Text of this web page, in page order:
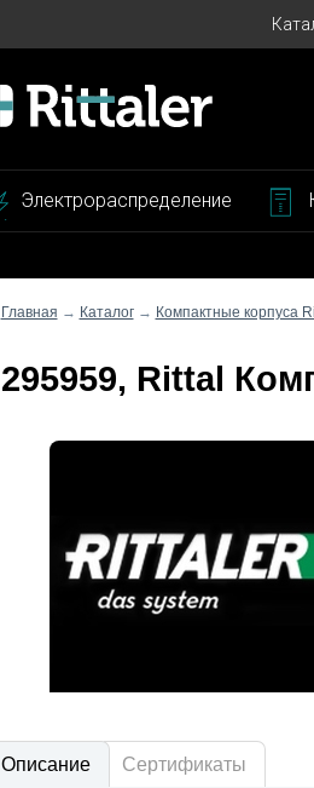
Электрораспределение
Главная → Каталог→ Компактные корпуса
295959, Rittal
Описание Сертификаты